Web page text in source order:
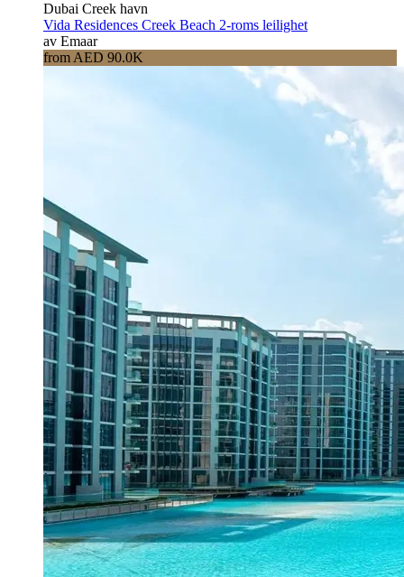
Dubai Creek havn
Vida Residences Creek Beach 2-roms leilighet
av Emaar
from AED 90.0K